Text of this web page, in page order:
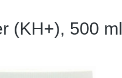
(KH+), 500 ml